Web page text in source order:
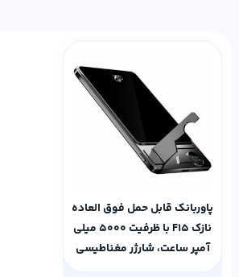
پاوربانک قابل حمل فوق العاده
نازک F15 با ظرفیت 5000 میلی
آمپر ساعت، شارژر مغناطیسی